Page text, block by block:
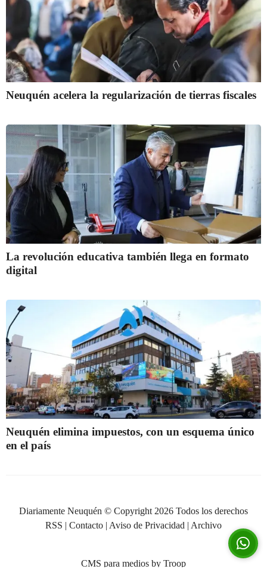
Neuquén acelera la regularización de tierras fiscales
La revolución educativa también llega en formato
digital
Neuquén elimina impuestos, con un esquema único
en el país
Diariamente Neuquén © Copyright 2026 Todos los derechos
RSS | Contacto | Aviso de Privacidad | Archivo
CMS para medios by Troop